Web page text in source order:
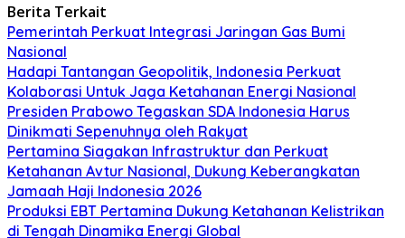
Berita Terkait
Pemerintah Perkuat Integrasi Jaringan Gas Bumi
Nasional
Hadapi Tantangan Geopolitik, Indonesia Perkuat
Kolaborasi Untuk Jaga Ketahanan Energi Nasional
Presiden Prabowo Tegaskan SDA Indonesia Harus
Dinikmati Sepenuhnya oleh Rakyat
Pertamina Siagakan Infrastruktur dan Perkuat
Ketahanan Avtur Nasional, Dukung Keberangkatan
Jamaah Haji Indonesia 2026
Produksi EBT Pertamina Dukung Ketahanan Kelistrikan
di Tengah Dinamika Energi Global